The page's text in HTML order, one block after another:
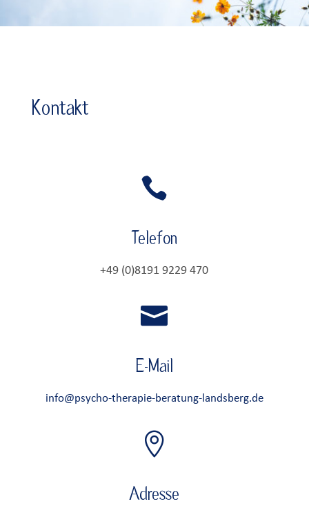
Kontakt

Telefon
+49 (0)8191 9229 470

E-Mail
info@psycho-therapie-beratung-landsberg.de

Adresse